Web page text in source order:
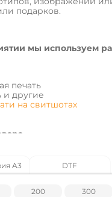
подарков.
мы используем
печать
и другие
на свитшотах
м²
20% полиэстер
- нет
A3 DTF
200 300